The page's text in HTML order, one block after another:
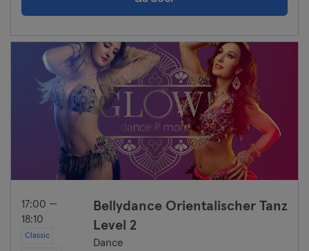
17:00 —
18:10
Classic
Bellydance Orientalischer Tanz
Level 2
Dance